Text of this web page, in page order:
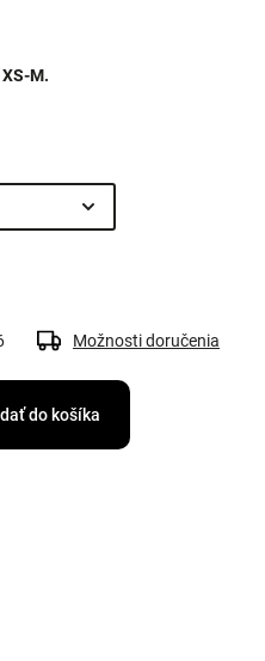
M.
Možnosti doručenia
do košíka